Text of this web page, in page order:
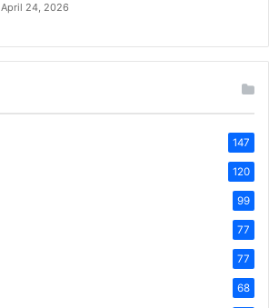
April 24, 2026
147
120
99
77
77
68